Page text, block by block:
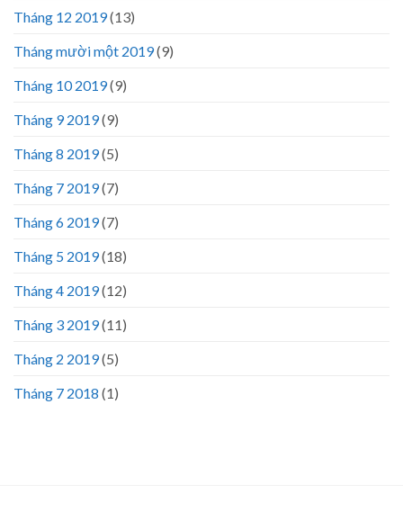
Tháng 12 2019(13)
Tháng mười một 2019(9)
Tháng 10 2019(9)
Tháng 9 2019(9)
Tháng 8 2019(5)
Tháng 7 2019(7)
Tháng 6 2019(7)
Tháng 5 2019(18)
Tháng 4 2019(12)
Tháng 3 2019(11)
Tháng 2 2019(5)
Tháng 7 2018 (1)